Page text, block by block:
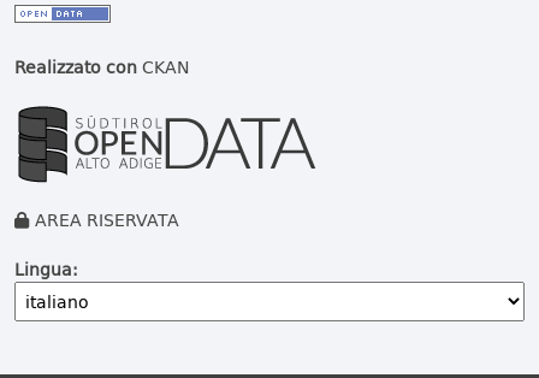
Realizzato conCKAN
AREA RISERVATA
Lingua